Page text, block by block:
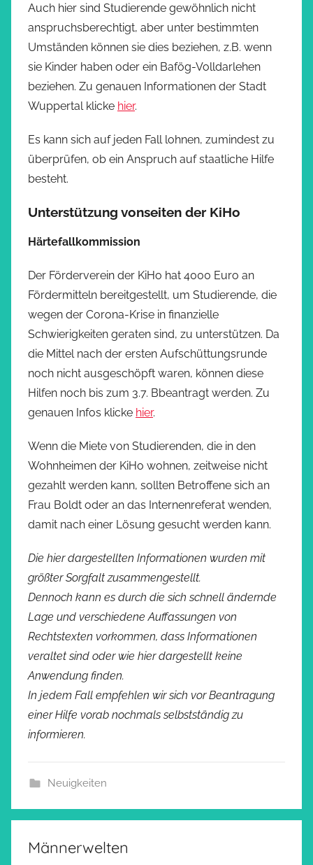
Auch hier sind Studierende gewöhnlich nicht
anspruchsberechtigt, aber unter bestimmten
Umständen können sie dies beziehen, z.B. wenn
sie Kinder haben oder ein Bafög-Volldarlehen
beziehen. Zu genauen Informationen der Stadt
Wuppertal klicke hier.
Es kann sich auf jeden Fall lohnen, zumindest zu
überprüfen, ob ein Anspruch auf staatliche Hilfe
besteht.
Unterstützung vonseiten der KiHo
Härtefallkommission
Der Förderverein der KiHo hat 4000 Euro an
Fördermitteln bereitgestellt, um Studierende, die
wegen der Corona-Krise in finanzielle
Schwierigkeiten geraten sind, zu unterstützen. Da
die Mittel nach der ersten Aufschüttungsrunde
noch nicht ausgeschöpft waren, können diese
Hilfen noch bis zum 3.7. Bbeantragt werden. Zu
genauen Infos klicke hier.
Wenn die Miete von Studierenden, die in den
Wohnheimen der KiHo wohnen, zeitweise nicht
gezahlt werden kann, sollten Betroffene sich an
Frau Boldt oder an das Internenreferat wenden,
damit nach einer Lösung gesucht werden kann.
Die hier dargestellten Informationen wurden mit
größter Sorgfalt zusammengestellt.
Dennoch kann es durch die sich schnell ändernde
Lage und verschiedene Auffassungen von
Rechtstexten vorkommen, dass Informationen
veraltet sind oder wie hier dargestellt keine
Anwendung finden.
In jedem Fall empfehlen wir sich vor Beantragung
einer Hilfe vorab nochmals selbstständig zu
informieren.
Neuigkeiten
Männerwelten